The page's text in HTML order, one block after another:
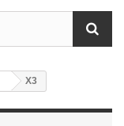
X3